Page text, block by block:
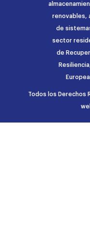
renovables,
de
sector
de
Todos los Derechos